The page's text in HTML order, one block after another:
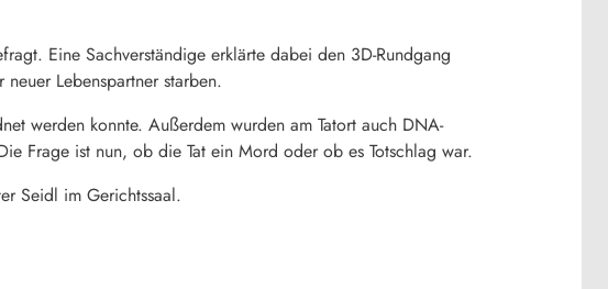
Eine Sachverständige erklärte dabei den 3D-Rundgang
Lebenspartner starben.
werden konnte. Außerdem wurden am Tatort auch DNA-
Frage ist nun, ob die Tat ein Mord oder ob es Totschlag war.
Seidl im Gerichtssaal.